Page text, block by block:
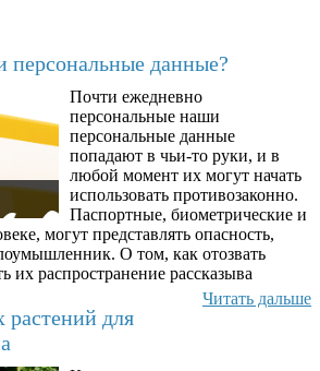
персональные данные?
Почти ежедневно
персональные наши
персональные данные
попадают в чьи-то руки, и в
любой момент их могут начать
использовать противозаконно.
Паспортные, биометрические и
могут представлять опасность,
О том, как отозвать
их распространение рассказыва
Читать дальше
растений для